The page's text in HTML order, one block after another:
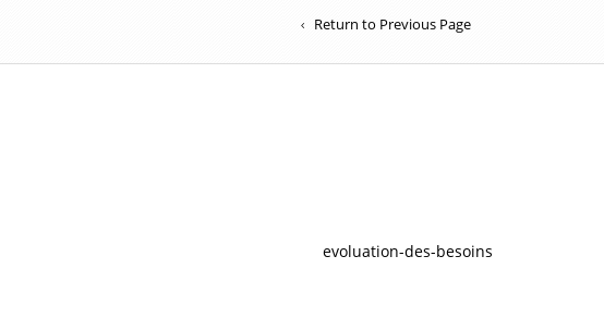
Return to Previous Page
evoluation-des-besoins